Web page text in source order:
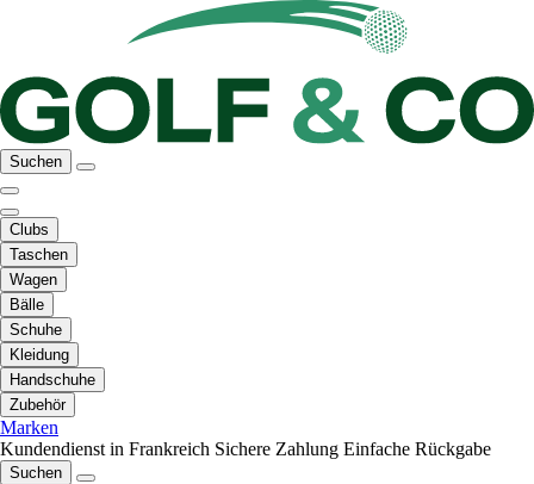
Suchen
Clubs
Taschen
Wagen
Bälle
Schuhe
Kleidung
Handschuhe
Zubehör
Marken
Kundendienst in Frankreich Sichere Zahlung Einfache Rückgabe
Suchen